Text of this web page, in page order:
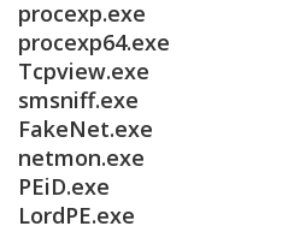
procexp.exe
procexp64.exe
Tcpview.exe
smsniff.exe
FakeNet.exe
netmon.exe
PEiD.exe
LordPE.exe